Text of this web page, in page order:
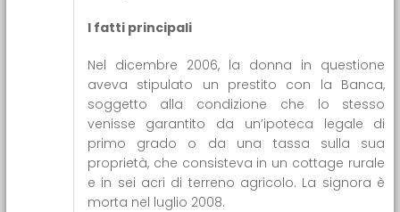
I fatti principali
Nel dicembre 2006, la donna in questione
aveva stipulato un prestito con la Banca,
soggetto alla condizione che lo stesso
venisse garantito da un’ipoteca legale di
primo grado o da una tassa sulla sua
proprietà, che consisteva in un cottage rurale
e in sei acri di terreno agricolo. La signora è
morta nel luglio 2008.